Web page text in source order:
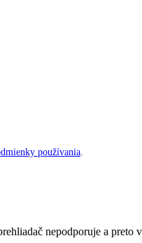
používania
nepodporuje a